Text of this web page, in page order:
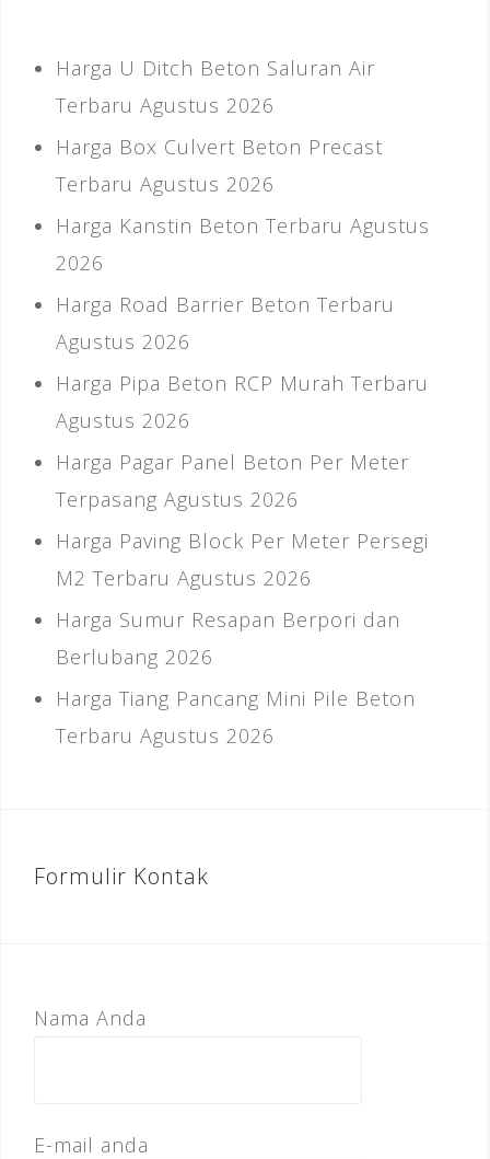
Harga U Ditch Beton Saluran Air
Terbaru Agustus 2026
Harga Box Culvert Beton Precast
Terbaru Agustus 2026
Harga Kanstin Beton Terbaru Agustus
2026
Harga Road Barrier Beton Terbaru
Agustus 2026
Harga Pipa Beton RCP Murah Terbaru
Agustus 2026
Harga Pagar Panel Beton Per Meter
Terpasang Agustus 2026
Harga Paving Block Per Meter Persegi
M2 Terbaru Agustus 2026
Harga Sumur Resapan Berpori dan
Berlubang 2026
Harga Tiang Pancang Mini Pile Beton
Terbaru Agustus 2026
Formulir Kontak
Nama Anda
E-mail anda